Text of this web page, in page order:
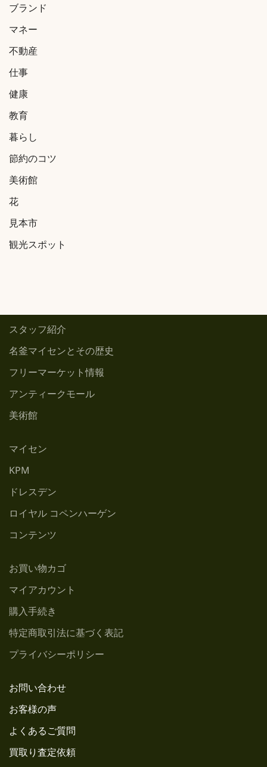
ブランド
マネー
不動産
仕事
健康
教育
暮らし
節約のコツ
美術館
花
見本市
観光スポット
スタッフ紹介
名釜マイセンとその歴史
フリーマーケット情報
アンティークモール
美術館
マイセン
KPM
ドレスデン
ロイヤル コペンハーゲン
コンテンツ
お買い物カゴ
マイアカウント
購入手続き
特定商取引法に基づく表記
プライバシーポリシー
お問い合わせ
お客様の声
よくあるご質問
買取り査定依頼